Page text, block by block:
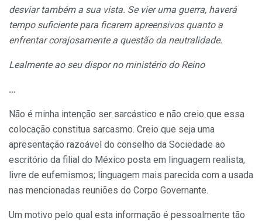
desviar também a sua vista. Se vier uma guerra, haverá
tempo suficiente para ficarem apreensivos quanto a
enfrentar corajosamente a questão da neutralidade.
Lealmente ao seu dispor no ministério do Reino
…
Não é minha intenção ser sarcástico e não creio que essa
colocação constitua sarcasmo. Creio que seja uma
apresentação razoável do conselho da Sociedade ao
escritório da filial do México posta em linguagem realista,
livre de eufemismos; linguagem mais parecida com a usada
nas mencionadas reuniões do Corpo Governante.
Um motivo pelo qual esta informação é pessoalmente tão